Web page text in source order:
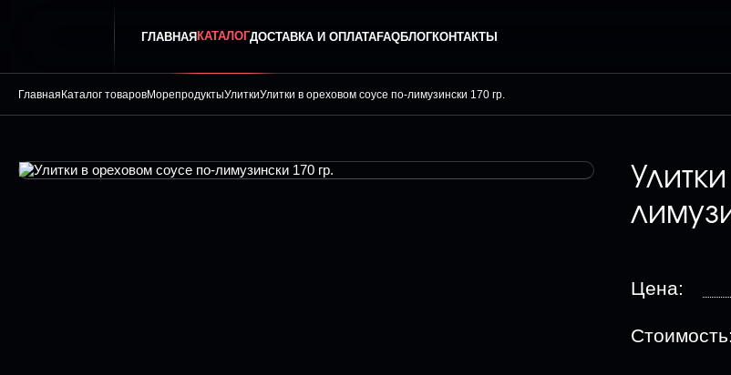
ГЛАВНАЯКАТАЛОГДОСТАВКА И ОПЛАТАFAQБЛОГКОНТАКТЫ
ГлавнаяКаталог товаровМорепродуктыУлиткиУлитки в ореховом соусе по-лимузински 170 гр.
Цена:
Стоимость: